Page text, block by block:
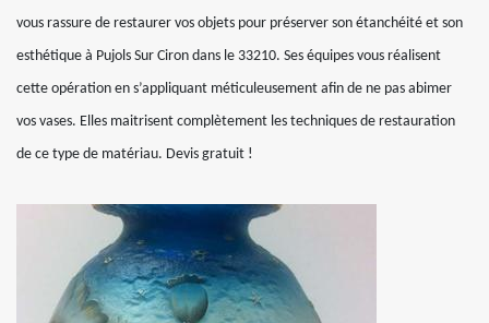
vous rassure de restaurer vos objets pour préserver son étanchéité et son
esthétique à Pujols Sur Ciron dans le 33210. Ses équipes vous réalisent
cette opération en s’appliquant méticuleusement afin de ne pas abimer
vos vases. Elles maitrisent complètement les techniques de restauration
de ce type de matériau. Devis gratuit !